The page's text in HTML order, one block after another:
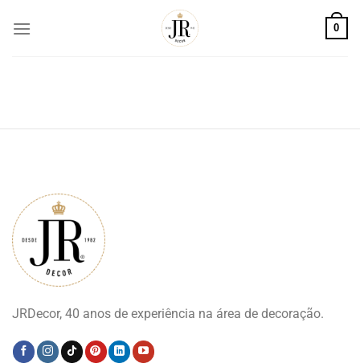
0
JRDecor, 40 anos de experiência na área de decoração.